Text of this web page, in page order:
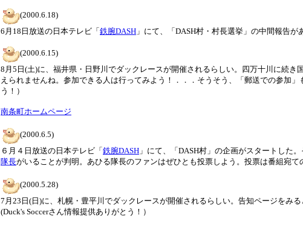
(2000.6.18)
6月18日放送の日本テレビ「 鉄腕DASH 」にて、「DASH村・村長選挙」の中間報告が
(2000.6.15)
8月5日(土)に、福井県・日野川でダックレースが開催されるらしい。四万十川に続
えられませんね。参加できる人は行ってみよう！．．．そうそう、「郵送での参加
う！）
南条町ホームページ
(2000.6.5)
６月４日放送の日本テレビ「 鉄腕DASH 」にて、「DASH村」の企画がスタートした
隊長がいることが判明。あひる隊長のファンはぜひとも投票しよう。投票は番組宛て
(2000.5.28)
7月23日(日)に、札幌・豊平川でダックレースが開催されるらしい。告知ページをみ
(Duck's Soccerさん情報提供ありがとう！）